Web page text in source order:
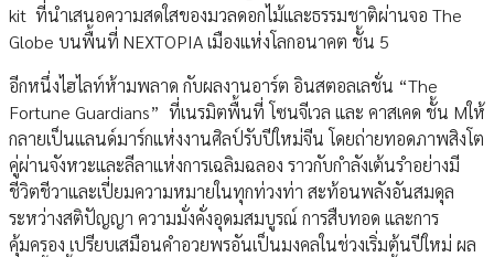
kit ที่นำเสนอความสดใสของมวลดอกไม้และธรรมชาติผ่านจอ The
Globe บนพื้นที่ NEXTOPIA เมืองแห่งโลกอนาคต ชั้น 5
อีกหนึ่งไฮไลท์ห้ามพลาด กับผลงานอาร์ต อินสตอลเลชั่น “The
Fortune Guardians” ที่เนรมิตพื้นที่ โซนจีเวล และ คาสเคด ชั้น Mให้
กลายเป็นแลนด์มาร์กแห่งงานศิลป์รับปีใหม่จีน โดยถ่ายทอดภาพสิงโต
คู่ผ่านจังหวะและลีลาแห่งการเฉลิมฉลอง ราวกับกำลังเต้นรำอย่างมี
ชีวิตชีวาและเปี่ยมความหมายในทุกท่วงท่า สะท้อนพลังอันสมดุล
ระหว่างสติปัญญา ความมั่งคั่งอุดมสมบูรณ์ การสืบทอด และการ
คุ้มครอง เปรียบเสมือนคำอวยพรอันเป็นมงคลในช่วงเริ่มต้นปีใหม่ ผล